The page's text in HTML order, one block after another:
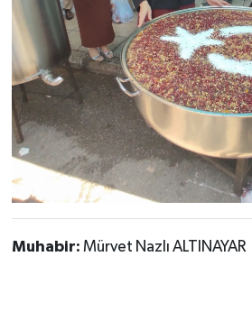
Muhabir: Mürvet Nazlı ALTINAYAR